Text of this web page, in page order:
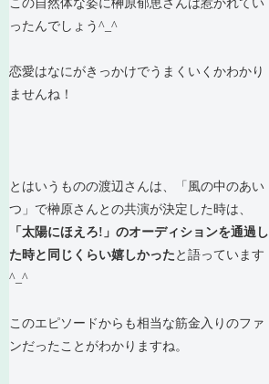
この自然体な姿に榊原郁恵さんは惹かれてい
ったんでしょう^_^
恋愛はなにがきっかけでうまくいくかわかり
ませんね！
とはいうものの渡辺さんは、「風の中のあい
つ」で榊原さんとの共演が決定した時は、
「太陽にほえろ!」のオーディションを通過し
た時と同じくらい嬉しかった と語っています
^_^
このエピソードからも相当な筋金入りのファ
ンだったことがわかりますね。